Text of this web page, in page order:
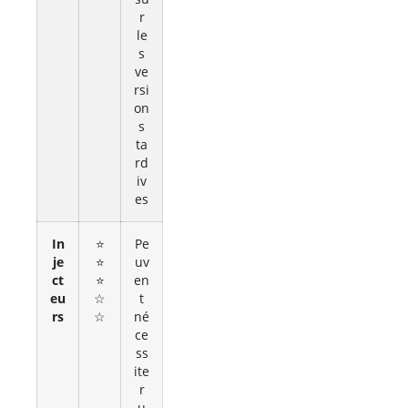
r
le
s
ve
rsi
on
s
ta
rd
iv
es
In
je
ct
eu
rs
⭐
⭐
⭐
☆
☆
Pe
uv
en
t
né
ce
ss
ite
r